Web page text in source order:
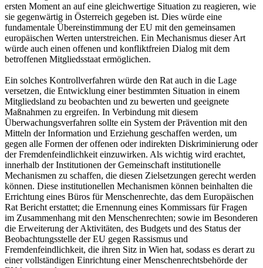
ersten Moment an auf eine gleichwertige Situation zu reagieren, wie
sie gegenwärtig in Österreich gegeben ist. Dies würde eine
fundamentale Übereinstimmung der EU mit den gemeinsamen
europäischen Werten unterstreichen. Ein Mechanismus dieser Art
würde auch einen offenen und konfliktfreien Dialog mit dem
betroffenen Mitgliedsstaat ermöglichen.
Ein solches Kontrollverfahren würde den Rat auch in die Lage
versetzen, die Entwicklung einer bestimmten Situation in einem
Mitgliedsland zu beobachten und zu bewerten und geeignete
Maßnahmen zu ergreifen. In Verbindung mit diesem
Überwachungsverfahren sollte ein System der Prävention mit den
Mitteln der Information und Erziehung geschaffen werden, um
gegen alle Formen der offenen oder indirekten Diskriminierung oder
der Fremdenfeindlichkeit einzuwirken. Als wichtig wird erachtet,
innerhalb der Institutionen der Gemeinschaft institutionelle
Mechanismen zu schaffen, die diesen Zielsetzungen gerecht werden
können. Diese institutionellen Mechanismen können beinhalten die
Errichtung eines Büros für Menschenrechte, das dem Europäischen
Rat Bericht erstattet; die Ernennung eines Kommissars für Fragen
im Zusammenhang mit den Menschenrechten; sowie im Besonderen
die Erweiterung der Aktivitäten, des Budgets und des Status der
Beobachtungsstelle der EU gegen Rassismus und
Fremdenfeindlichkeit, die ihren Sitz in Wien hat, sodass es derart zu
einer vollständigen Einrichtung einer Menschenrechtsbehörde der